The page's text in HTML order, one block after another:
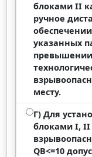
блоками II
ручное
указанных
превышении
месту.
Г) Для
блоками I, II
QВ<=10